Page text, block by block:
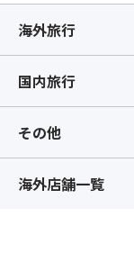
海外旅行
国内旅行
その他
海外店舗一覧